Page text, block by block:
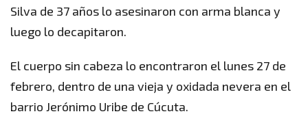
Silva de 37 años lo asesinaron con arma blanca y
luego lo decapitaron.
El cuerpo sin cabeza lo encontraron el lunes 27 de
febrero, dentro de una vieja y oxidada nevera en el
barrio Jerónimo Uribe de Cúcuta.